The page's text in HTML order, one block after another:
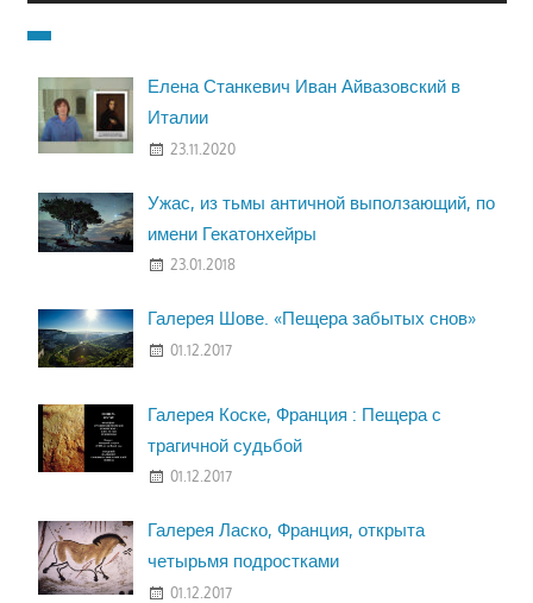
Елена Станкевич Иван Айвазовский в
Италии
23.11.2020
Ужас, из тьмы античной выползающий, по
имени Гекатонхейры
23.01.2018
Галерея Шове. «Пещера забытых снов»
01.12.2017
Галерея Коске, Франция : Пещера с
трагичной судьбой
01.12.2017
Галерея Ласко, Франция, открыта
четырьмя подростками
01.12.2017